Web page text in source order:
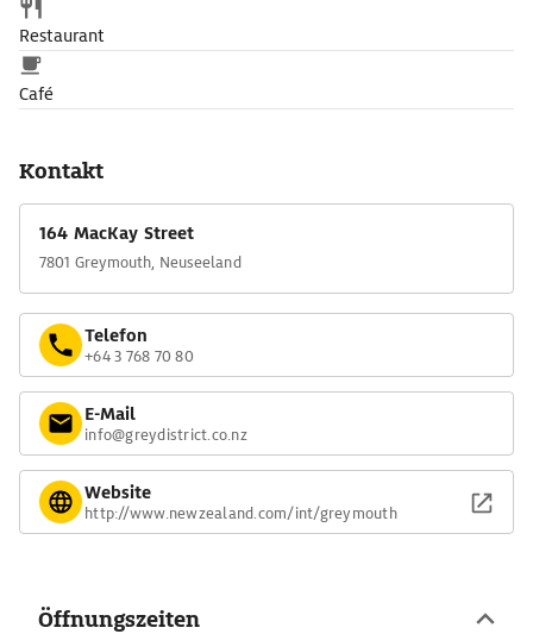
Restaurant
Café
Kontakt
164 MacKay Street
7801 Greymouth, Neuseeland
Telefon
+64 3 768 70 80
E-Mail
info@greydistrict.co.nz
Website
http://www.newzealand.com/int/greymouth
Öffnungszeiten